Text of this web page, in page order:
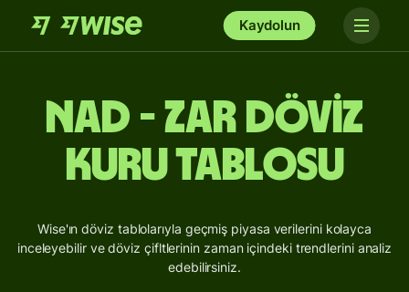
Kaydolun
NAD - ZAR Döviz
Kuru Tablosu
Wise'ın döviz tablolarıyla geçmiş piyasa verilerini kolayca
inceleyebilir ve döviz çifltlerinin zaman içindeki trendlerini analiz
edebilirsiniz.